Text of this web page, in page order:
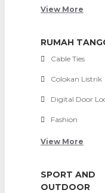
View More
RUMAH
Cable Ties
Colokan Listrik
Digital Door
Fashion
View More
SPORT AND
OUTDOOR